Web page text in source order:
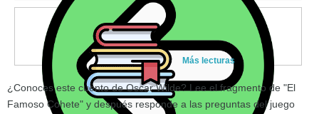
Más lecturas
¿Conoces este cuento de Oscar Wilde? Lee el fragmento de "El
Famoso Cohete" y después responde a las preguntas del juego